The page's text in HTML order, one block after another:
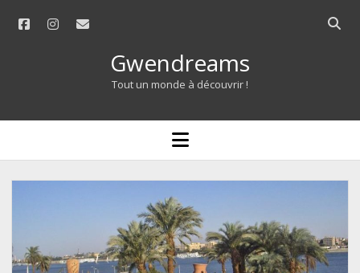
facebookinstagram
email
Open
Gwendreams
Tout un monde à découvrir !
open
menu